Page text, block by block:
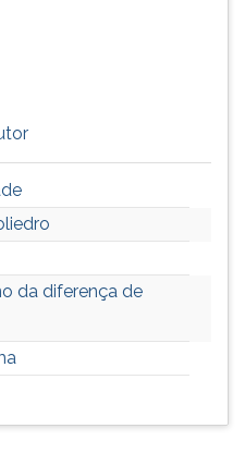
da diferença de